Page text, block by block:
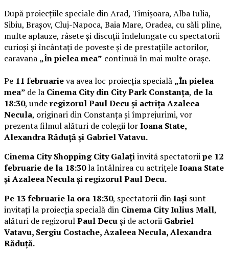
După proiecțiile speciale din Arad, Timișoara, Alba Iulia,
Sibiu, Brașov, Cluj-Napoca, Baia Mare, Oradea, cu săli pline,
multe aplauze, râsete și discuții îndelungate cu spectatorii
curioși și încântați de poveste și de prestațiile actorilor,
caravana „În pielea mea” continuă în mai multe orașe.
Pe 11 februarieva avea loc proiecția specială „În pielea
mea” de la Cinema City din City Park Constanța, de la
18:30, underegizorul Paul Decu și actrița Azaleea
Necula, originari din Constanța și împrejurimi, vor
prezenta filmul alături de colegii lorIoana State,
Alexandra Răduță și Gabriel Vatavu.
Cinema City Shopping City Galațiinvită spectatoriipe 12
februarie de la 18:30la întâlnirea cu actrițeleIoana State
și Azaleea Necula și regizorul Paul Decu.
Pe 13 februarie la ora 18:30, spectatorii dinIași sunt
invitați la proiecția specială din Cinema City Iulius Mall,
alături de regizorulPaul Decuși de actorii Gabriel
Vatavu, Sergiu Costache, Azaleea Necula, Alexandra
Răduță.